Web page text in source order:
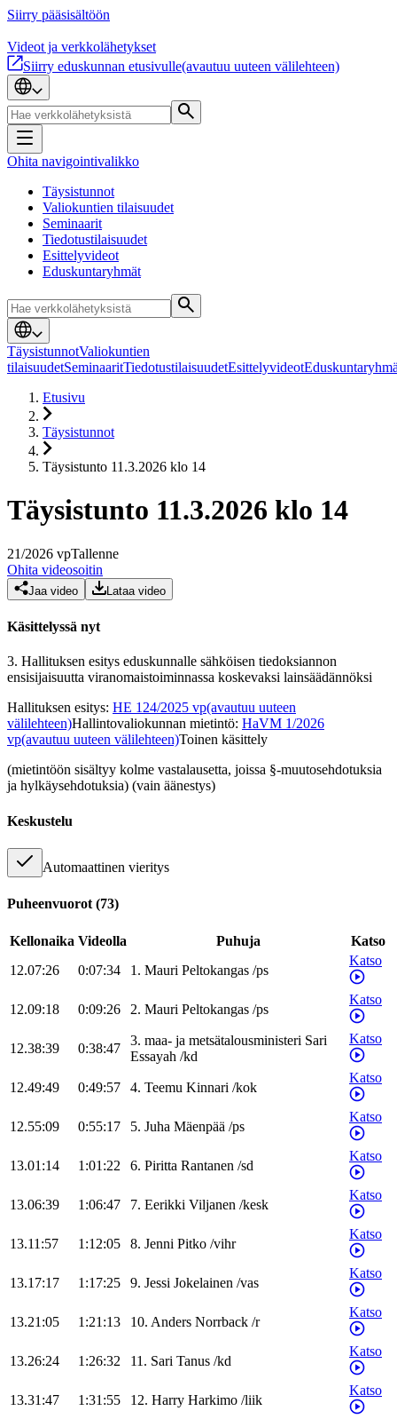
Siirry pääsisältöön
Videot ja verkkolähetykset
Siirry eduskunnan etusivulle(avautuu uuteen välilehteen)
Ohita navigointivalikko
Täysistunnot
Valiokuntien tilaisuudet
Seminaarit
Tiedotustilaisuudet
Esittelyvideot
Eduskuntaryhmät
TäysistunnotValiokuntien
tilaisuudetSeminaaritTiedotustilaisuudetEsittelyvideot
Etusivu
Täysistunnot
Täysistunto 11.3.2026 klo 14
Täysistunto 11.3.2026 klo 14
21/2026 vpTallenne
Ohita videosoitin
Jaa video Lataa video
Käsittelyssä nyt
3. Hallituksen esitys eduskunnalle sähköisen tiedoksiannon
ensisijaisuutta viranomaistoiminnassa koskevaksi lainsäädännöksi
Hallituksen esitys: HE 124/2025 vp(avautuu uuteen
välilehteen)Hallintovaliokunnan mietintö: HaVM 1/2026
vp(avautuu uuteen välilehteen)Toinen käsittely
(mietintöön sisältyy kolme vastalausetta, joissa §-muutosehdotuksia
ja hylkäysehdotuksia) (vain äänestys)
Keskustelu
Automaattinen vieritys
Puheenvuorot (73)
Kellonaika Videolla Puhuja
Katso
12.07:26
0:07:34 1. Mauri Peltokangas /ps
Katso
12.09:18 0:09:26 2. Mauri Peltokangas /ps
Katso
12.38:39 0:38:47
3. maa- ja metsätalousministeri Sari
Essayah /kd
Katso
12.49:49 0:49:57 4. Teemu Kinnari /kok
Katso
12.55:09 0:55:17 5. Juha Mäenpää /ps
Katso
13.01:14 1:01:22 6. Piritta Rantanen /sd
Katso
13.06:39 1:06:47 7. Eerikki Viljanen /kesk
Katso
13.11:57 1:12:05 8. Jenni Pitko /vihr
Katso
13.17:17 1:17:25 9. Jessi Jokelainen /vas
Katso
13.21:05 1:21:13 10. Anders Norrback /r
Katso
13.26:24 1:26:32 11. Sari Tanus /kd
Katso
13.31:47 1:31:55 12. Harry Harkimo /liik
Katso